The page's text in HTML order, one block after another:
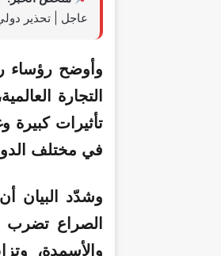
عاجل | تحذير
وأوضح رؤساء
التجارة
تأثيرات كبيرة
في مختلف
وشدّد البيان
الصراع تضرب
والأسمدة،